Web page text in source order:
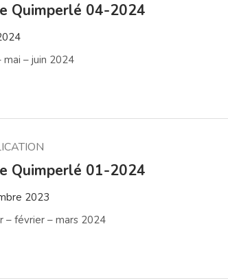
Quimperlé 04-2024
mai – juin 2024
Quimperlé 01-2024
2023
– février – mars 2024